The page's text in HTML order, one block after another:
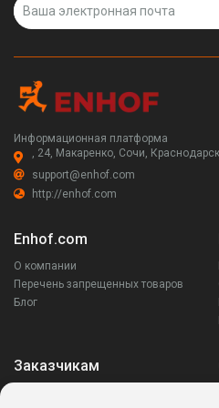
Информационная платформа
, 24, Макаренко, Сочи,
support@enhof.com
http://enhof.com
Enhof.com
О компании
Перечень запрещенных товаров
Блог
Заказчикам